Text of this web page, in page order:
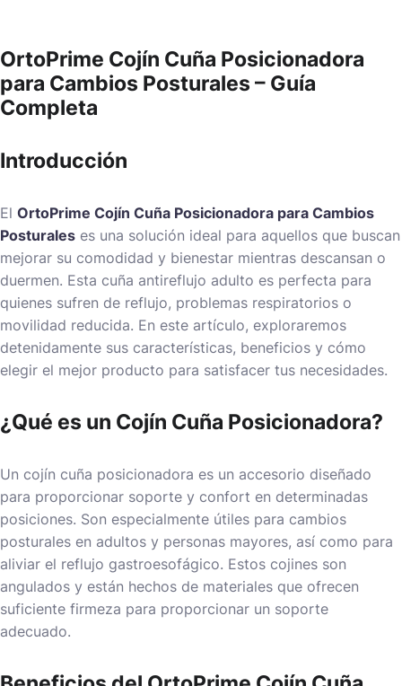
OrtoPrime Cojín Cuña Posicionadora
para Cambios Posturales – Guía
Completa
Introducción
El OrtoPrime Cojín Cuña Posicionadora para Cambios
Posturales es una solución ideal para aquellos que buscan
mejorar su comodidad y bienestar mientras descansan o
duermen. Esta cuña antireflujo adulto es perfecta para
quienes sufren de reflujo, problemas respiratorios o
movilidad reducida. En este artículo, exploraremos
detenidamente sus características, beneficios y cómo
elegir el mejor producto para satisfacer tus necesidades.
¿Qué es un Cojín Cuña Posicionadora?
Un cojín cuña posicionadora es un accesorio diseñado
para proporcionar soporte y confort en determinadas
posiciones. Son especialmente útiles para cambios
posturales en adultos y personas mayores, así como para
aliviar el reflujo gastroesofágico. Estos cojines son
angulados y están hechos de materiales que ofrecen
suficiente firmeza para proporcionar un soporte
adecuado.